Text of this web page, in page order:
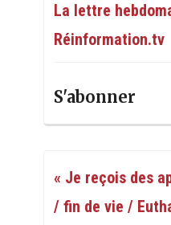
La lettre
Réinformation.tv
S'abonner
« Je reçois des
/ fin de vie /